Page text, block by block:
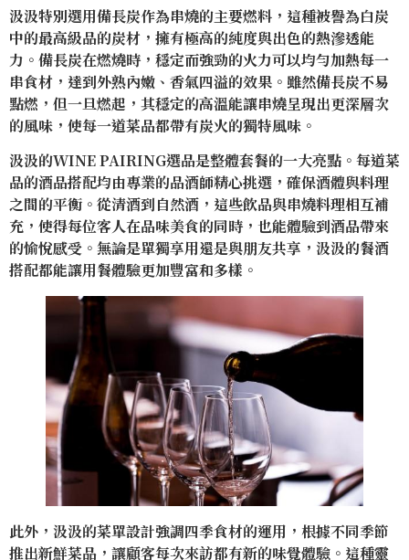
汲汲特別選用備長炭作為串燒的主要燃料，這種被譽為白炭
中的最高級品的炭材，擁有極高的純度與出色的熱滲透能
力。備長炭在燃燒時，穩定而強勁的火力可以均勻加熱每一
串食材，達到外熟內嫩、香氣四溢的效果。雖然備長炭不易
點燃，但一旦燃起，其穩定的高溫能讓串燒呈現出更深層次
的風味，使每一道菜品都帶有炭火的獨特風味。
汲汲的WINE PAIRING選品是整體套餐的一大亮點。每道菜
品的酒品搭配均由專業的品酒師精心挑選，確保酒體與料理
之間的平衡。從清酒到自然酒，這些飲品與串燒料理相互補
充，使得每位客人在品味美食的同時，也能體驗到酒品帶來
的愉悅感受。無論是單獨享用還是與朋友共享，汲汲的餐酒
搭配都能讓用餐體驗更加豐富和多樣。
此外，汲汲的菜單設計強調四季食材的運用，根據不同季節
推出新鮮菜品，讓顧客每次來訪都有新的味覺體驗。這種靈